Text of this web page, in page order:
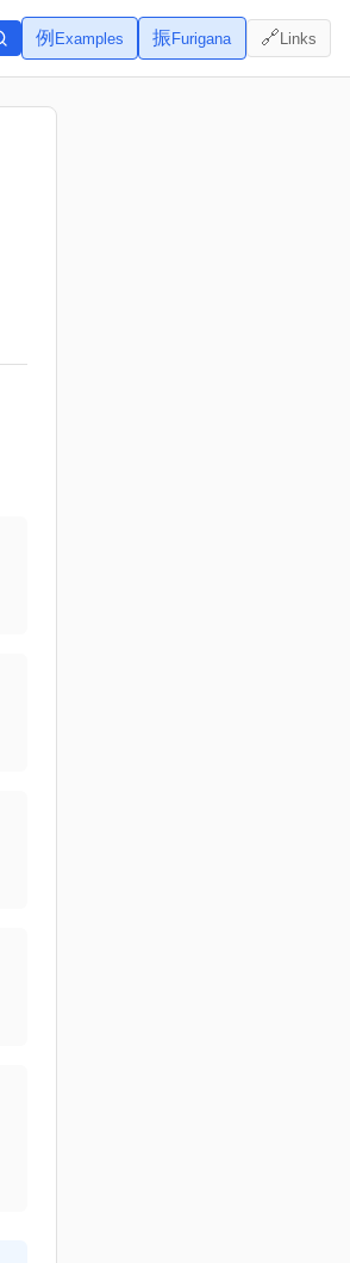
例 Examples 振Furigana 🔗Links